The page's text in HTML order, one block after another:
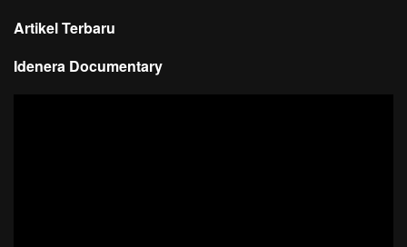
Artikel Terbaru
Idenera Documentary